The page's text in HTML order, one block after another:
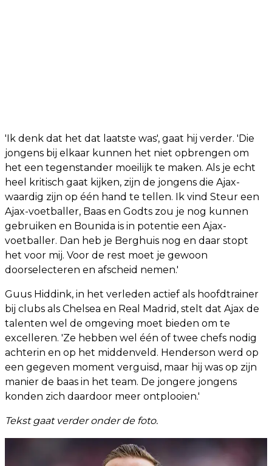
'Ik denk dat het dat laatste was', gaat hij verder. 'Die
jongens bij elkaar kunnen het niet opbrengen om
het een tegenstander moeilijk te maken. Als je echt
heel kritisch gaat kijken, zijn de jongens die Ajax-
waardig zijn op één hand te tellen. Ik vind Steur een
Ajax-voetballer, Baas en Godts zou je nog kunnen
gebruiken en Bounida is in potentie een Ajax-
voetballer. Dan heb je Berghuis nog en daar stopt
het voor mij. Voor de rest moet je gewoon
doorselecteren en afscheid nemen.'
Guus Hiddink, in het verleden actief als hoofdtrainer
bij clubs als Chelsea en Real Madrid, stelt dat Ajax de
talenten wel de omgeving moet bieden om te
excelleren. 'Ze hebben wel één of twee chefs nodig
achterin en op het middenveld. Henderson werd op
een gegeven moment verguisd, maar hij was op zijn
manier de baas in het team. De jongere jongens
konden zich daardoor meer ontplooien.'
Tekst gaat verder onder de foto.